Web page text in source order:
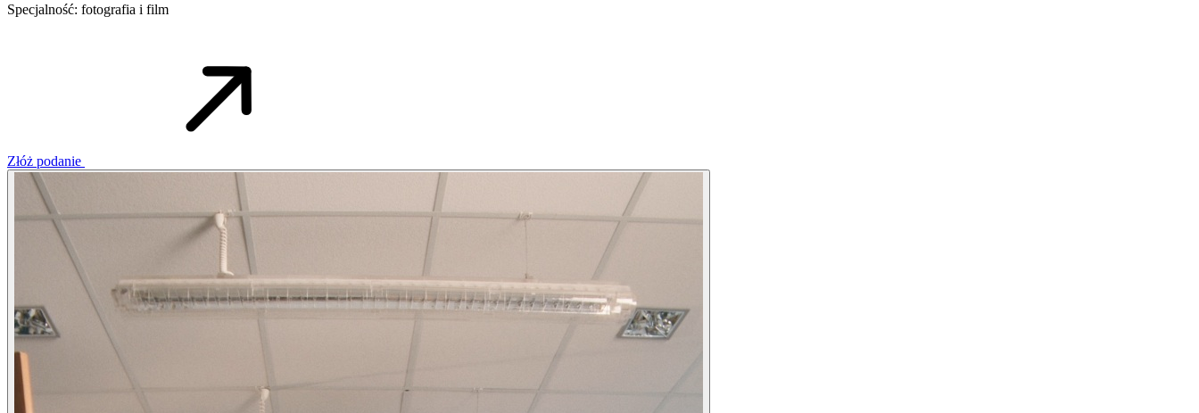
Specjalność: fotografia i film
Złóż podanie